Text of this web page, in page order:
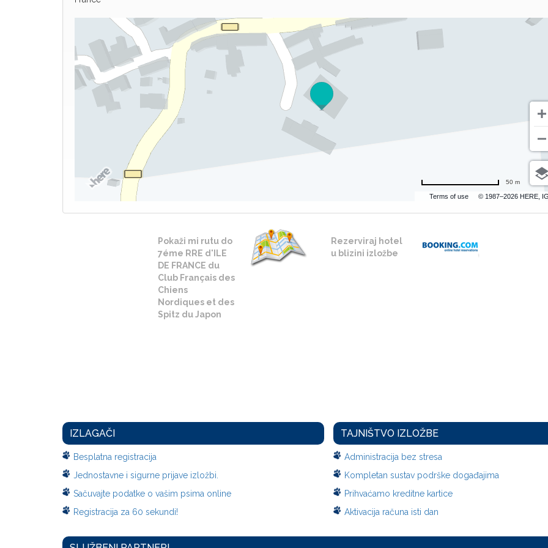
Terms of use © 1987–2026 HERE,
50 m
Pokaži mi rutu do
7éme RRE d'ILE
DE FRANCE du
Club Français des
Chiens
Nordiques et des
Spitz du Japon
Rezerviraj hotel
u blizini izložbe
IZLAGAČI
Besplatna registracija
Jednostavne i sigurne prijave izložbi.
Sačuvajte podatke o vašim psima online
Registracija za 60 sekundi!
TAJNIŠTVO IZLOŽBE
Administracija bez stresa
Kompletan sustav podrške događajima
Prihvaćamo kreditne kartice
Aktivacija računa isti dan